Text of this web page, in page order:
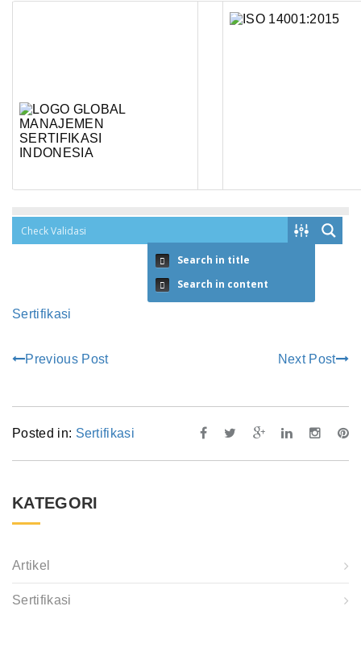
Sertifikasi
Previous Post Next Post
Posted in: Sertifikasi
KATEGORI
Artikel
Sertifikasi
Search in title
Search in content